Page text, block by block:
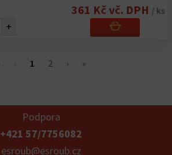
361 Kč vč. DPH / ks
+
1(current
2 › »
Podpora
+421 57/7756082
esroub@esroub.cz